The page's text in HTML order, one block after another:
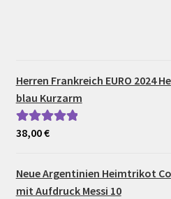
Herren Frankreich EURO 2024
blau Kurzarm
Bewertet mit
38,00€
Neue Argentinien Heimtrikot
mit Aufdruck Messi 10